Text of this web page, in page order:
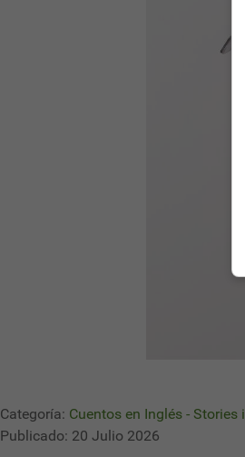
Categoría: Cuentos en Inglés - Stories
Publicado: 20 Julio 2026